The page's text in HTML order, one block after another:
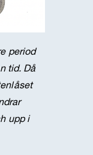
period
tid. Då
upp i